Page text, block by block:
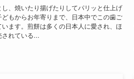
、焼いたり揚げたりしてパリッと仕上げ
もからお年寄りまで、日本中でこの歯ご
ます。煎餅は多くの日本人に愛され、ほ
れている...